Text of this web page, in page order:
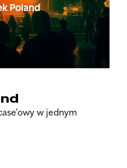
w jednym